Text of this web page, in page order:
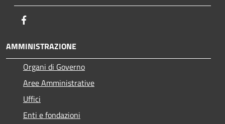
AMMINISTRAZIONE
Organi di Governo
Aree Amministrative
Uffici
Enti e fondazioni